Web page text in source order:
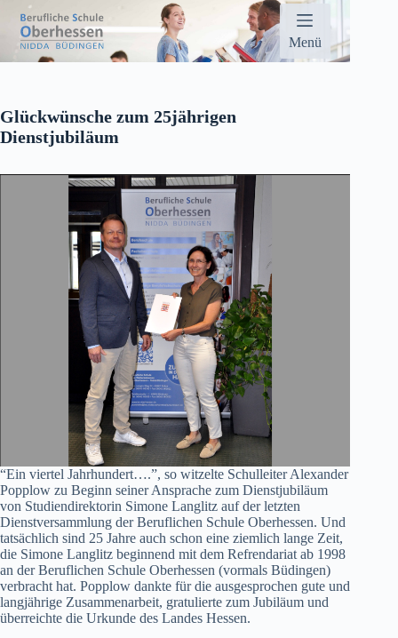
Inhalt
springen
Menü
Glückwünsche zum 25jährigen
Dienstjubiläum
“Ein viertel Jahrhundert….”, so witzelte Schulleiter Alexander
Popplow zu Beginn seiner Ansprache zum Dienstjubiläum
von Studiendirektorin Simone Langlitz auf der letzten
Dienstversammlung der Beruflichen Schule Oberhessen. Und
tatsächlich sind 25 Jahre auch schon eine ziemlich lange Zeit,
die Simone Langlitz beginnend mit dem Refrendariat ab 1998
an der Beruflichen Schule Oberhessen (vormals Büdingen)
verbracht hat. Popplow dankte für die ausgesprochen gute und
langjährige Zusammenarbeit, gratulierte zum Jubiläum und
überreichte die Urkunde des Landes Hessen.